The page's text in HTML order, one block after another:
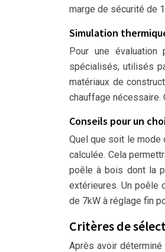
marge de sécurité de
Simulation
Pour une évaluation
spécialisés, utilisés
matériaux de
chauffage nécessaire.
Conseils pour un
Quel que soit le mode
calculée. Cela
poêle à bois dont la
extérieures. Un poêle
de 7kW à réglage fin
Critères de
Après avoir